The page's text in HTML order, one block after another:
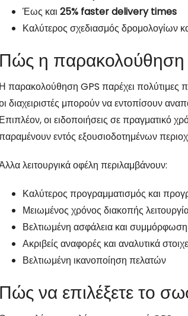
Έως και 25% faster delivery times
Καλύτερος σχεδιασμός δρομολογίων
Πώς η παρακολούθηση
Η παρακολούθηση GPS παρέχει πολύτιμες
διαχειριστές μπορούν να εντοπίσουν
Επιπλέον, οι ειδοποιήσεις σε πραγματικό
εντός εξουσιοδοτημένων
λειτουργικά οφέλη περιλαμβάνουν:
Καλύτερος προγραμματισμός και
Μειωμένος χρόνος διακοπής
Βελτιωμένη ασφάλεια και συμμόρφωση
Ακριβείς αναφορές και αναλυτικά
Βελτιωμένη ικανοποίηση πελατών
Πώς να επιλέξετε το